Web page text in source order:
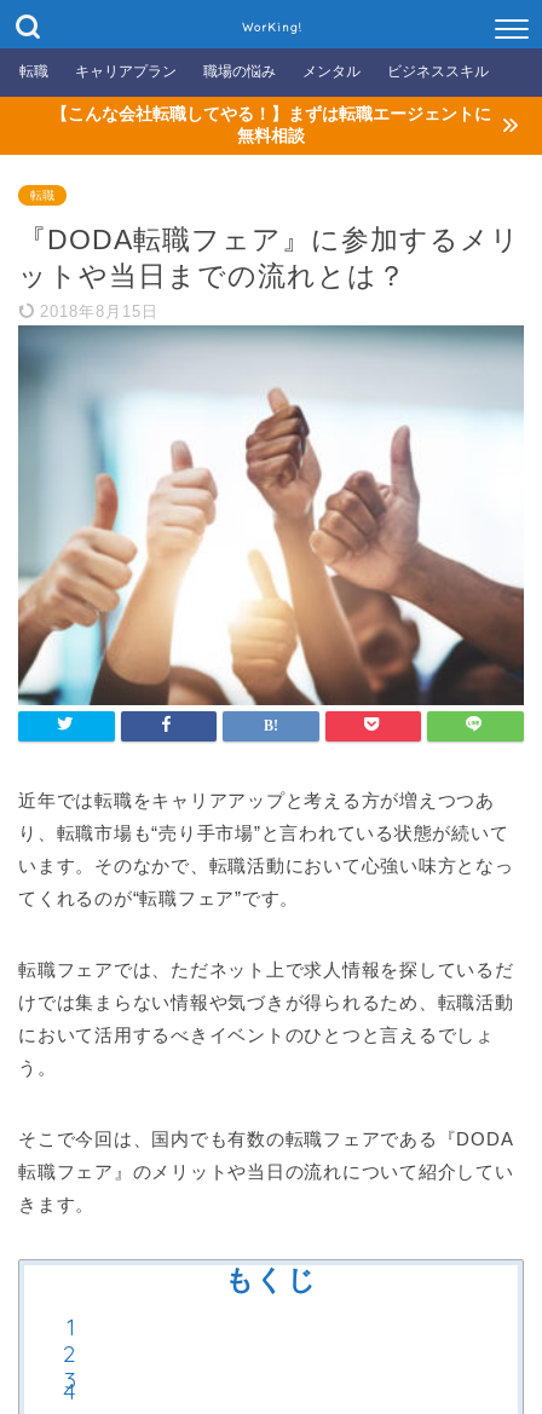
WorKing!
転職 キャリアプラン 職場の悩み メンタル ビジネススキル
【こんな会社転職してやる！】まずは転職エージェントに
無料相談
転職
『DODA転職フェア』に参加するメリ
ットや当日までの流れとは？
2018年8月15日
近年では転職をキャリアアップと考える方が増えつつあ
り、転職市場も“売り手市場”と言われている状態が続いて
います。そのなかで、転職活動において心強い味方となっ
てくれるのが“転職フェア”です。
転職フェアでは、ただネット上で求人情報を探しているだ
けでは集まらない情報や気づきが得られるため、転職活動
において活用するべきイベントのひとつと言えるでしょ
う。
そこで今回は、国内でも有数の転職フェアである『DODA
転職フェア』のメリットや当日の流れについて紹介してい
きます。
もくじ